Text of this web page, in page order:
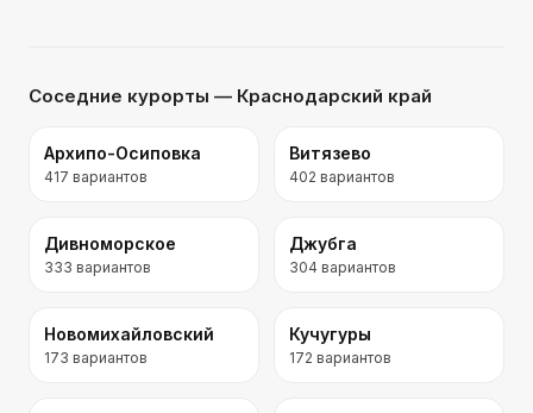
Соседние курорты — Краснодарский край
Архипо-Осиповка
417 вариантов
Витязево
402 вариантов
Дивноморское
333 вариантов
Джубга
304 вариантов
Новомихайловский
173 вариантов
Кучугуры
172 вариантов